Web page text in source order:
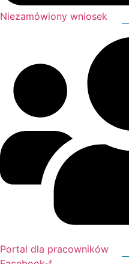
Niezamówiony wniosek
Portal dla pracowników